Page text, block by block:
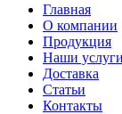
Главная
О компании
Продукция
Наши услуги
Доставка
Статьи
Контакты